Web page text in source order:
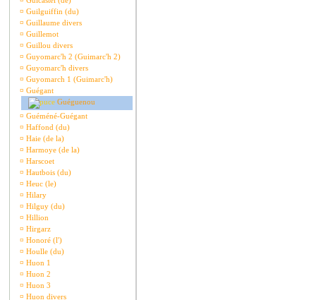
¤ Guilguiffin (du)
¤ Guillaume divers
¤ Guillemot
¤ Guillou divers
¤ Guyomarc'h 2 (Guimarc'h 2)
¤ Guyomarc'h divers
¤ Guyomarch 1 (Guimarc'h)
¤ Guégant
Guéguenou
¤ Guéméné-Guégant
¤ Haffond (du)
¤ Haie (de la)
¤ Harmoye (de la)
¤ Harscoet
¤ Hautbois (du)
¤ Heuc (le)
¤ Hilary
¤ Hilguy (du)
¤ Hillion
¤ Hirgarz
¤ Honoré (l')
¤ Houlle (du)
¤ Huon 1
¤ Huon 2
¤ Huon 3
¤ Huon divers